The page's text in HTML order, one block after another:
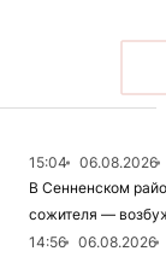
15:04 06.08.2026
В Сенненском
сожителя —
14:56
06.08.2026